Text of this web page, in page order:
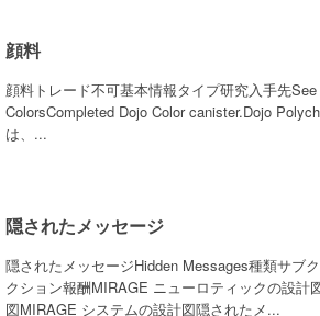
顔料
顔料トレード不可基本情報タイプ研究入手先
ColorsCompleted Dojo Color canister.Dojo
は、...
隠されたメッセージ
隠されたメッセージHidden Messages種類サブ
クション報酬MIRAGE ニューロティックの設計
図MIRAGE システムの設計図隠されたメ...